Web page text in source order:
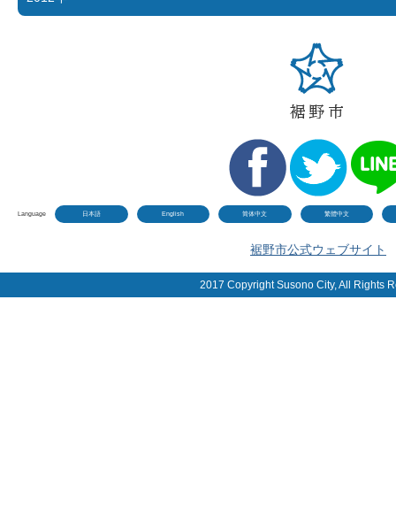
Language 日本語 English 简体中文 繁體中文
裾野市公式ウェブサイト
2017 Copyright Susono City, All Rights